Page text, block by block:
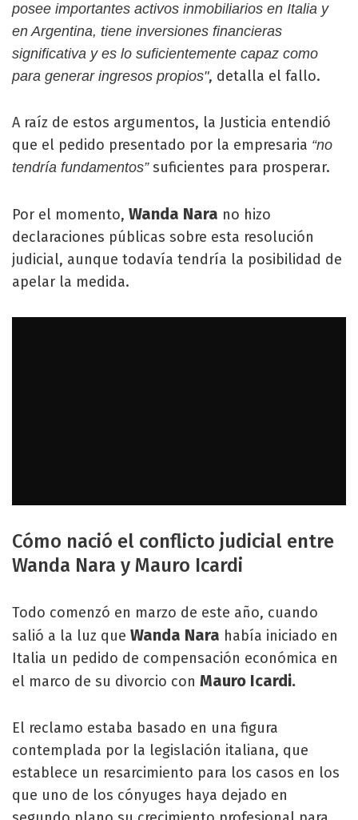
posee importantes activos inmobiliarios en Italia y
en Argentina, tiene inversiones financieras
significativa y es lo suficientemente capaz como
para generar ingresos propios", detalla el fallo.
A raíz de estos argumentos, la Justicia entendió
que el pedido presentado por la empresaria “no
tendría fundamentos”suficientes para prosperar.
Por el momento, Wanda Nara no hizo
declaraciones públicas sobre esta resolución
judicial, aunque todavía tendría la posibilidad de
apelar la medida.
Cómo nació el conflicto judicial entre
Wanda Nara y Mauro Icardi
Todo comenzó en marzo de este año, cuando
salió a la luz que Wanda Nara había iniciado en
Italia un pedido de compensación económica en
el marco de su divorcio con Mauro Icardi.
El reclamo estaba basado en una figura
contemplada por la legislación italiana, que
establece un resarcimiento para los casos en los
que uno de los cónyuges haya dejado en